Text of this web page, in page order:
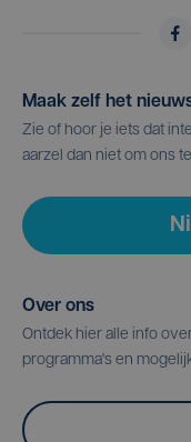
Maak zelf het
Zie of hoor je iets dat
aarzel dan niet om ons
Over ons
Ontdek hier alle info
programma's en